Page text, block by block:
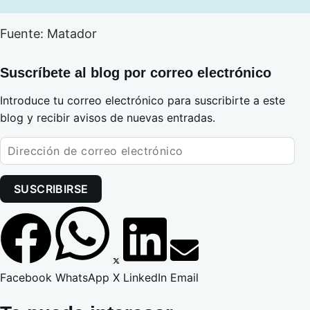
Fuente: Matador
Suscríbete al blog por correo electrónico
Introduce tu correo electrónico para suscribirte a este
blog y recibir avisos de nuevas entradas.
SUSCRIBIRSE
Facebook WhatsApp X LinkedIn Email